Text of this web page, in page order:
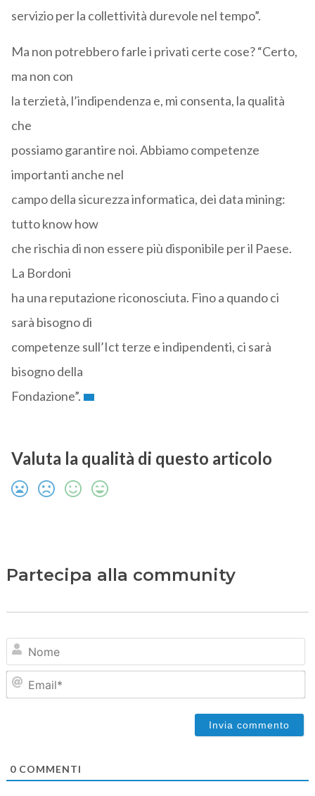
servizio per la collettività durevole nel tempo”.
Ma non potrebbero farle i privati certe cose? “Certo,
ma non con
la terzietà, l’indipendenza e, mi consenta, la qualità
che
possiamo garantire noi. Abbiamo competenze
importanti anche nel
campo della sicurezza informatica, dei data mining:
tutto know how
che rischia di non essere più disponibile per il Paese.
La Bordoni
ha una reputazione riconosciuta. Fino a quando ci
sarà bisogno di
competenze sull’Ict terze e indipendenti, ci sarà
bisogno della
Fondazione”.
Valuta la qualità di questo articolo
Partecipa alla community
0COMMENTI